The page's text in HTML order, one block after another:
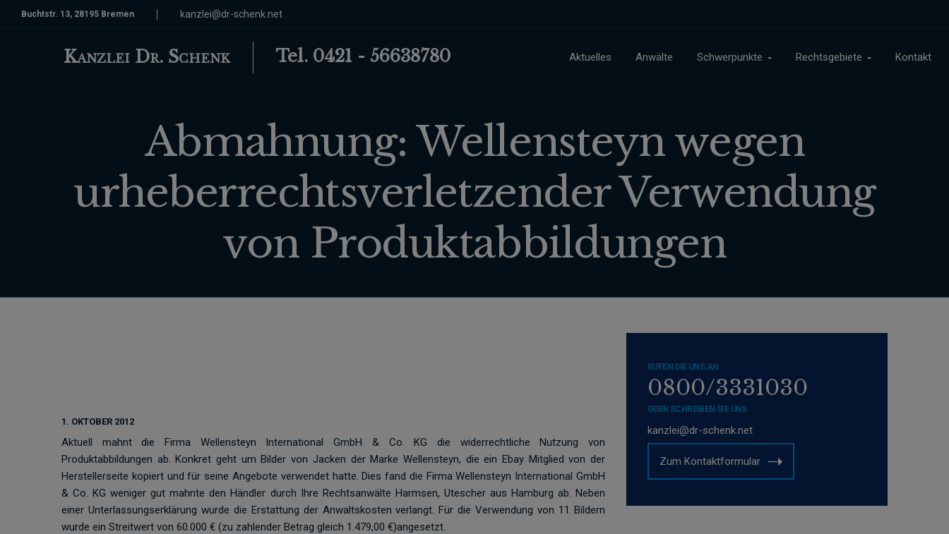
Buchtstr. 13, 28195 Bremen kanzlei@dr-schenk.net
Kanzlei Dr. Schenk Tel. 0421 - 56638780 Aktuelles Anwälte Schwerpunkte Rechtsgebiete Kontakt
Abmahnung: Wellensteyn wegen
urheberrechtsverletzender Verwendung
von Produktabbildungen
1. OKTOBER 2012
Aktuell mahnt die Firma Wellensteyn International GmbH & Co. KG die widerrechtliche Nutzung von
Produktabbildungen ab. Konkret geht um Bilder von Jacken der Marke Wellensteyn, die ein Ebay Mitglied von der
Herstellerseite kopiert und für seine Angebote verwendet hatte. Dies fand die Firma Wellensteyn International GmbH
& Co. KG weniger gut mahnte den Händler durch Ihre Rechtsanwälte Harmsen, Utescher aus Hamburg ab. Neben
einer Unterlassungserklärung wurde die Erstattung der Anwaltskosten verlangt. Für die Verwendung von 11 Bildern
wurde ein Streitwert von 60.000 € (zu zahlender Betrag gleich 1.479,00 €)angesetzt.
RUFEN SIE UNS AN
0800/3331030
ODER SCHREIBEN SIE UNS
kanzlei@dr-schenk.net
Zum Kontaktformular